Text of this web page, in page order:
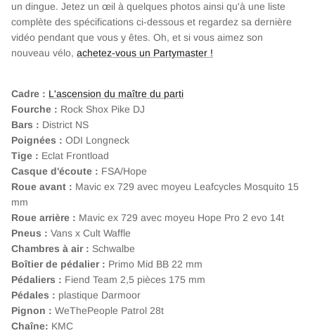
un dingue. Jetez un œil à quelques photos ainsi qu'à une liste
complète des spécifications ci-dessous et regardez sa dernière
vidéo pendant que vous y êtes. Oh, et si vous aimez son
nouveau vélo, achetez-vous un Partymaster !
Cadre : L'ascension du maître du parti
Fourche : Rock Shox Pike DJ
Bars : District NS
Poignées : ODI Longneck
Tige : Eclat Frontload
Casque d'écoute : FSA/Hope
Roue avant : Mavic ex 729 avec moyeu Leafcycles Mosquito 15
mm
Roue arrière : Mavic ex 729 avec moyeu Hope Pro 2 evo 14t
Pneus : Vans x Cult Waffle
Chambres à air : Schwalbe
Boîtier de pédalier : Primo Mid BB 22 mm
Pédaliers : Fiend Team 2,5 pièces 175 mm
Pédales : plastique Darmoor
Pignon : WeThePeople Patrol 28t
Chaîne: KMC